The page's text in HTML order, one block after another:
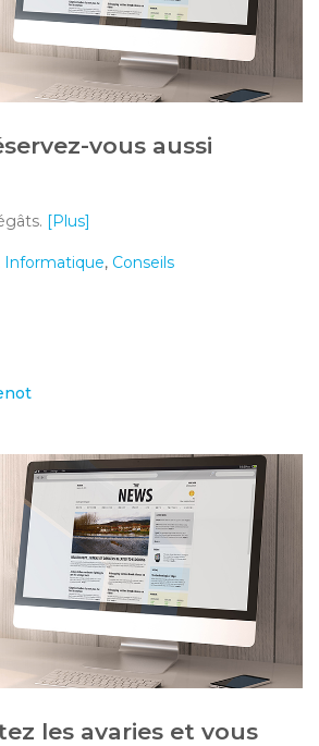
vous aussi
[Plus]
Informatique, Conseils
les avaries et vous